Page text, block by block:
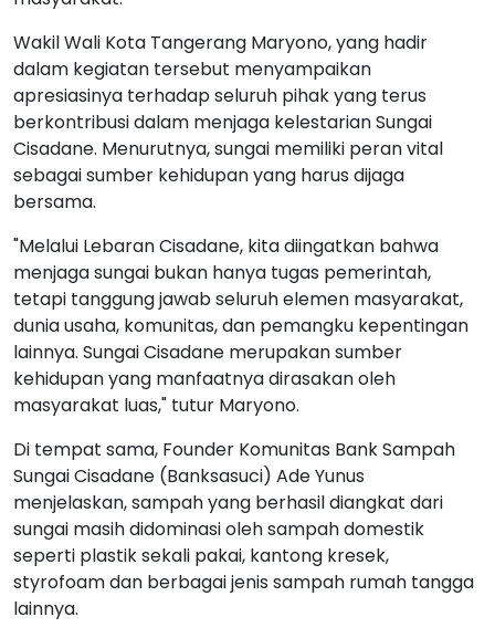
Wakil Wali Kota Tangerang Maryono, yang hadir
dalam kegiatan tersebut menyampaikan
apresiasinya terhadap seluruh pihak yang terus
berkontribusi dalam menjaga kelestarian Sungai
Cisadane. Menurutnya, sungai memiliki peran vital
sebagai sumber kehidupan yang harus dijaga
bersama.
"Melalui Lebaran Cisadane, kita diingatkan bahwa
menjaga sungai bukan hanya tugas pemerintah,
tetapi tanggung jawab seluruh elemen masyarakat,
dunia usaha, komunitas, dan pemangku kepentingan
lainnya. Sungai Cisadane merupakan sumber
kehidupan yang manfaatnya dirasakan oleh
masyarakat luas," tutur Maryono.
Di tempat sama, Founder Komunitas Bank Sampah
Sungai Cisadane (Banksasuci) Ade Yunus
menjelaskan, sampah yang berhasil diangkat dari
sungai masih didominasi oleh sampah domestik
seperti plastik sekali pakai, kantong kresek,
styrofoam dan berbagai jenis sampah rumah tangga
lainnya.